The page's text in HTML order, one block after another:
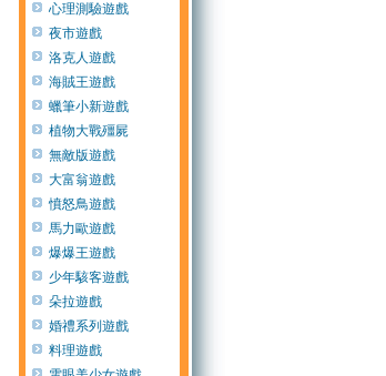
心理測驗遊戲
夜市遊戲
洛克人遊戲
海賊王遊戲
蠟筆小新遊戲
植物大戰殭屍
無敵版遊戲
大富翁遊戲
憤怒鳥遊戲
馬力歐遊戲
爆爆王遊戲
少年駭客遊戲
朵拉遊戲
婚禮系列遊戲
料理遊戲